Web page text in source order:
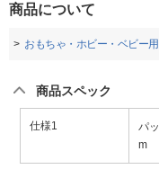
商品について
おもちゃ・ホビー・ベビー
商品スペック
仕様1
パ
m